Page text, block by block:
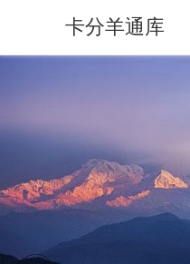
卡分羊通库